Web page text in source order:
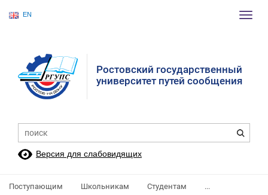
EN
Ростовский государственный
университет путей сообщения
Версия для слабовидящих
Поступающим Школьникам Студентам ...